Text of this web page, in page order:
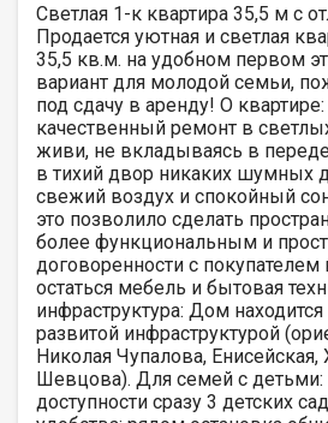
Светлая 1-к квартира 35,5 м с
Продается уютная и светлая
35,5 кв.м. на удобном первом
вариант для молодой семьи,
под сдачу в аренду! О
качественный ремонт в
живи, не вкладываясь в
в тихий двор никаких шумных
свежий воздух и спокойный
это позволило сделать
более функциональным и
договоренности с
остаться мебель и бытовая
инфраструктура: Дом
развитой инфраструктурой
Николая Чупалова, Енисейская,
Шевцова). Для семей с
доступности сразу 3 детских